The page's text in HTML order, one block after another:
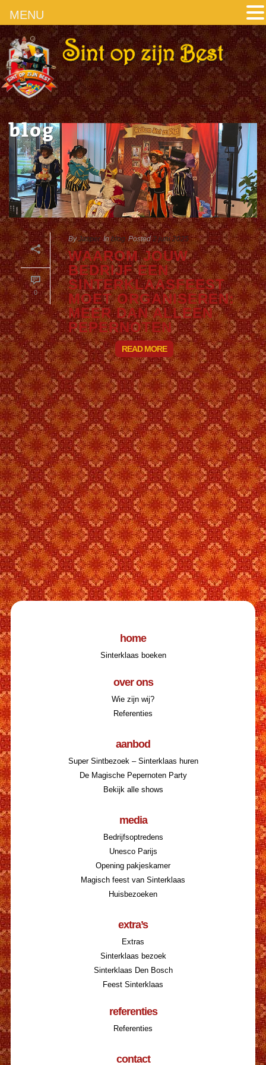
blog
0
By Jasper In blog Posted 2 juni 2025
WAAROM JOUW
BEDRIJF EEN
SINTERKLAASFEEST
MOET ORGANISEREN:
MEER DAN ALLEEN
PEPERNOTEN
READ MORE
home
Sinterklaas boeken
over ons
Wie zijn wij?
Referenties
aanbod
Super Sintbezoek – Sinterklaas huren
De Magische Pepernoten Party
Bekijk alle shows
media
Bedrijfsoptredens
Unesco Parijs
Opening pakjeskamer
Magisch feest van Sinterklaas
Huisbezoeken
extra’s
Extras
Sinterklaas bezoek
Sinterklaas Den Bosch
Feest Sinterklaas
referenties
Referenties
contact
MENU